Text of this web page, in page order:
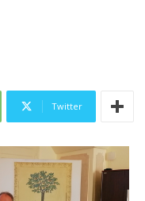
Twitter